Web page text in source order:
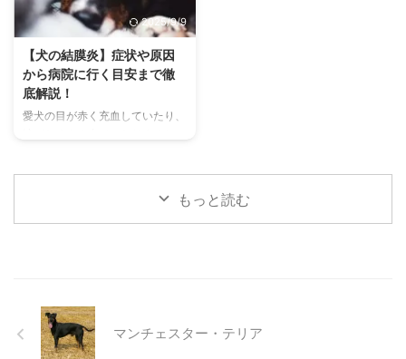
す。 この記事では、チンチラの
代表的な鳴き声の種類とその意味
鳴き声からわかるストレスや病気
のサイン、チンチラが鳴く理由を
理解して良好な関係を築くための
ヒントもご紹介します。 この記
ニ ...
る ...
2025/9/9
【犬の結膜炎】症状や原因
から病院に行く目安まで徹
底解説！
愛犬の目が赤く充血していたり、
る目の病気ですが、原因や症状は
さまざまです。 この記事では、
炎かも？」と思ったときに、すぐ
に動物病院に行くべきかどうかの
判断基準や、病院での治療内容に
もっと読む
マンチェスター・テリア